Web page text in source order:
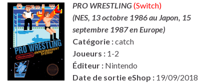
PRO WRESTLING(Switch)
(NES, 13 octobre 1986 au Japon, 15
septembre 1987 en Europe)
Catégorie :catch
Joueurs : 1-2
Éditeur : Nintendo
Date de sortie eShop : 19/09/2018